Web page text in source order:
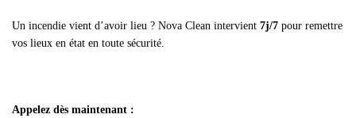
Un incendie vient d’avoir lieu ? Nova Clean intervient 7j/7 pour remettre
vos lieux en état en toute sécurité.
Appelez dès maintenant :